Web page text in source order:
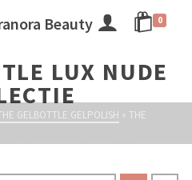
Beauty 0
LUX NUDE
GELBOTTLE GELPOLISH » THE